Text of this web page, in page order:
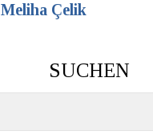
Meliha Çelik
SUCHEN